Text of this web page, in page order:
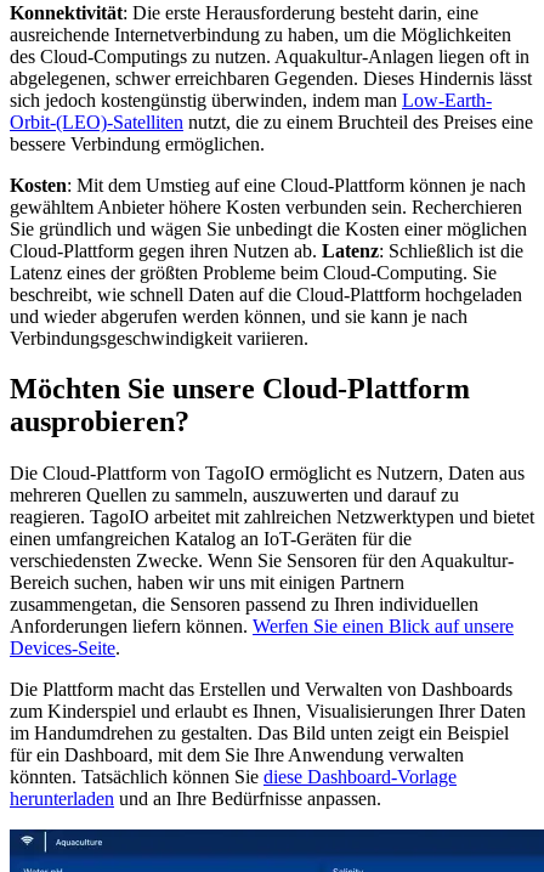
Konnektivität: Die erste Herausforderung besteht darin, eine
ausreichende Internetverbindung zu haben, um die Möglichkeiten
des Cloud-Computings zu nutzen. Aquakultur-Anlagen liegen oft in
abgelegenen, schwer erreichbaren Gegenden. Dieses Hindernis lässt
sich jedoch kostengünstig überwinden, indem man Low-Earth-
Orbit-(LEO)-Satelliten nutzt, die zu einem Bruchteil des Preises eine
bessere Verbindung ermöglichen.
Kosten: Mit dem Umstieg auf eine Cloud-Plattform können je nach
gewähltem Anbieter höhere Kosten verbunden sein. Recherchieren
Sie gründlich und wägen Sie unbedingt die Kosten einer möglichen
Cloud-Plattform gegen ihren Nutzen ab. Latenz: Schließlich ist die
Latenz eines der größten Probleme beim Cloud-Computing. Sie
beschreibt, wie schnell Daten auf die Cloud-Plattform hochgeladen
und wieder abgerufen werden können, und sie kann je nach
Verbindungsgeschwindigkeit variieren.
Möchten Sie unsere Cloud-Plattform
ausprobieren?
Die Cloud-Plattform von TagoIO ermöglicht es Nutzern, Daten aus
mehreren Quellen zu sammeln, auszuwerten und darauf zu
reagieren. TagoIO arbeitet mit zahlreichen Netzwerktypen und bietet
einen umfangreichen Katalog an IoT-Geräten für die
verschiedensten Zwecke. Wenn Sie Sensoren für den Aquakultur-
Bereich suchen, haben wir uns mit einigen Partnern
zusammengetan, die Sensoren passend zu Ihren individuellen
Anforderungen liefern können. Werfen Sie einen Blick auf unsere
Devices-Seite.
Die Plattform macht das Erstellen und Verwalten von Dashboards
zum Kinderspiel und erlaubt es Ihnen, Visualisierungen Ihrer Daten
im Handumdrehen zu gestalten. Das Bild unten zeigt ein Beispiel
für ein Dashboard, mit dem Sie Ihre Anwendung verwalten
könnten. Tatsächlich können Sie diese Dashboard-Vorlage
herunterladen und an Ihre Bedürfnisse anpassen.